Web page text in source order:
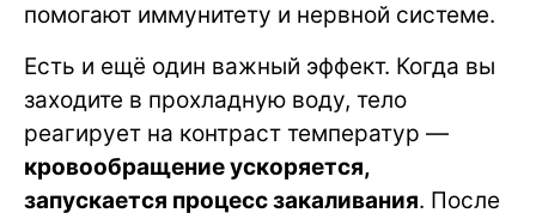
помогают иммунитету и нервной системе.
Есть и ещё один важный эффект. Когда вы
заходите в прохладную воду, тело
реагирует на контраст температур —
кровообращение ускоряется,
запускается процесс закаливания. После